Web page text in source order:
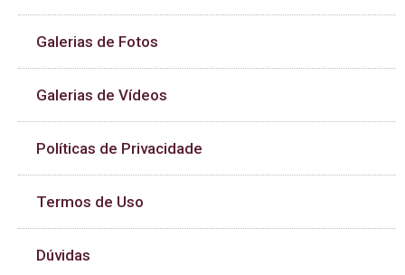
Galerias de Fotos
Galerias de Vídeos
Políticas de Privacidade
Termos de Uso
Dúvidas